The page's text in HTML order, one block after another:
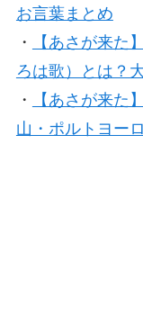
お言葉まとめ
・
【あさが来た
ろは歌）とは？
・
【あさが来た
山・ポルトヨー